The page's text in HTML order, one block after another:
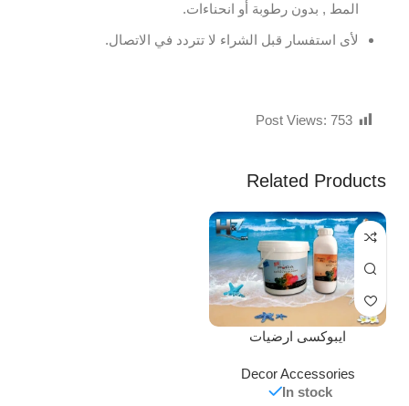
المط , بدون رطوبة أو انحناءات.
لأى استفسار قبل الشراء لا تتردد في الاتصال.
Post Views: 753
Related Products
ايبوكسى ارضيات
Decor Accessories
In stock